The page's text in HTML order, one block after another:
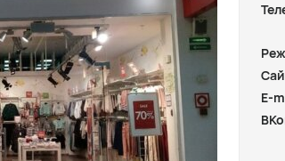
E-